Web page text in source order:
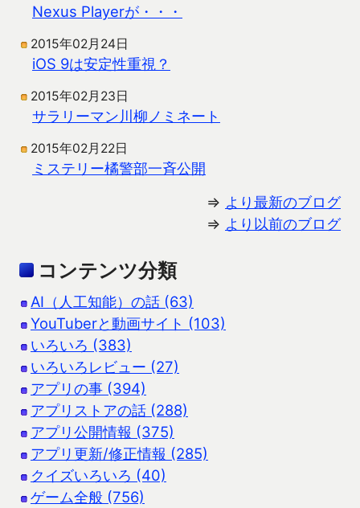
Nexus Playerが・・・
2015年02月24日
iOS 9は安定性重視？
2015年02月23日
サラリーマン川柳ノミネート
2015年02月22日
ミステリー橘警部一斉公開
⇒ より最新のブログ
⇒ より以前のブログ
コンテンツ分類
AI（人工知能）の話 (63)
YouTuberと動画サイト (103)
いろいろ (383)
いろいろレビュー (27)
アプリの事 (394)
アプリストアの話 (288)
アプリ公開情報 (375)
アプリ更新/修正情報 (285)
クイズいろいろ (40)
ゲーム全般 (756)